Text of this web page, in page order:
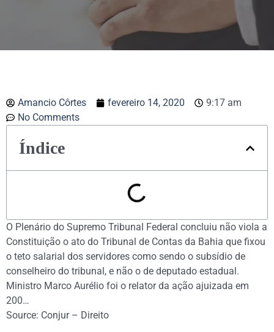
Amancio Côrtes fevereiro 14, 2020
9:17 am
No Comments
Índice
O Plenário do Supremo Tribunal Federal concluiu não viola a
Constituição o ato do Tribunal de Contas da Bahia que fixou
o teto salarial dos servidores como sendo o subsídio de
conselheiro do tribunal, e não o de deputado estadual.
Ministro Marco Aurélio foi o relator da ação ajuizada em
200…
Source: Conjur – Direito